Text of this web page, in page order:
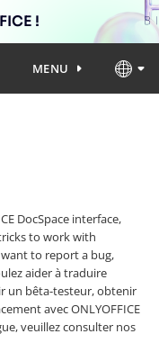
!
MENU
DocSpace interface,
to work with
want to report a bug,
aider à traduire
un bêta-testeur, obtenir
avec ONLYOFFICE
veuillez consulter nos